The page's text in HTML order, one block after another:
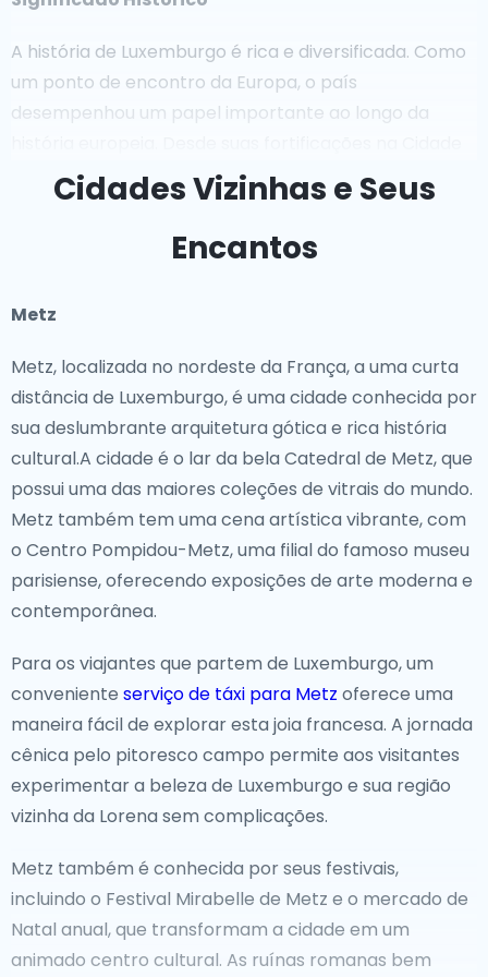
A história de Luxemburgo é rica e diversificada. Como
um ponto de encontro da Europa, o país
desempenhou um papel importante ao longo da
de Luxemburgo até o majestoso Castelo de Vianden,
os marcos históricos do país refletem sua posição
estratégica. Luxemburgo também foi um jogador-
chave na formação da União Europeia e continua a
Luxemburgo oferece uma variedade de pontos
impressionantes que mesclam beleza natural com
significado histórico. As fortificações medievais e
pontes da Cidade de Luxemburgo oferecem vistas
deslumbrantes sobre o vale do rio Alzette. O Castelo
de Vianden, empoleirado em uma colina, é um dos
marcos mais reconhecíveis, oferecendo vistas
panorâmicas da paisagem circundante. A pacífica
e vinhas, é perfeita para amantes de vinho e
entusiastas da natureza.
Fora do Caminho Batido
Se você está procurando escapar da cidade, a região
aventura ao ar livre.Com suas florestas exuberantes,
rios sinuosos e aldeias históricas, é ideal para
caminhadas, ciclismo e exploração. Para aqueles
interessados em experiências únicas, a cidade de
Cidades Vizinhas e Seus
Encantos
Metz
Metz, localizada no nordeste da França, a uma curta
distância de Luxemburgo, é uma cidade conhecida por
sua deslumbrante arquitetura gótica e rica história
cultural.A cidade é o lar da bela Catedral de Metz, que
possui uma das maiores coleções de vitrais do mundo.
Metz também tem uma cena artística vibrante, com
o Centro Pompidou-Metz, uma filial do famoso museu
parisiense, oferecendo exposições de arte moderna e
contemporânea.
Para os viajantes que partem de Luxemburgo, um
conveniente serviço de táxi para Metz oferece uma
maneira fácil de explorar esta joia francesa. A jornada
cênica pelo pitoresco campo permite aos visitantes
experimentar a beleza de Luxemburgo e sua região
vizinha da Lorena sem complicações.
Metz também é conhecida por seus festivais,
incluindo o Festival Mirabelle de Metz e o mercado de
Natal anual, que transformam a cidade em um
animado centro cultural. As ruínas romanas bem